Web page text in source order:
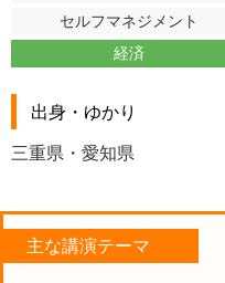
セルフマネジメント
経済
出身・ゆかり
三重県・愛知県
主な講演テーマ